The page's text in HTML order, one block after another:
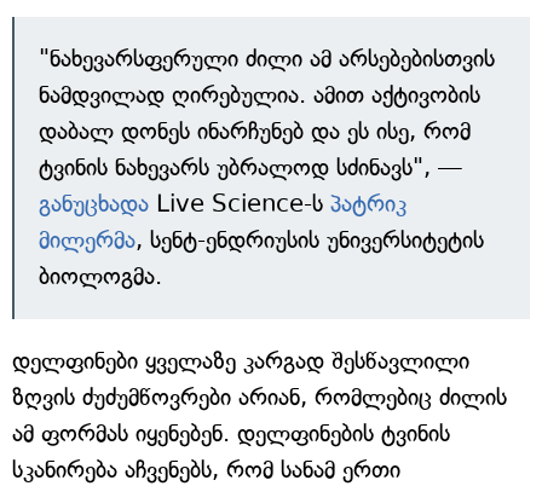
"ნახევარსფერული ძილი ამ არსებებისთვის
ნამდვილად ღირებულია. ამით აქტივობის
დაბალ დონეს ინარჩუნებ და ეს ისე, რომ
ტვინის ნახევარს უბრალოდ სძინავს", —
განუცხადა Live Science-ს პატრიკ
მილერმა, სენტ-ენდრიუსის უნივერსიტეტის
ბიოლოგმა.
დელფინები ყველაზე კარგად შესწავლილი
ზღვის ძუძუმწოვრები არიან, რომლებიც ძილის
ამ ფორმას იყენებენ. დელფინების ტვინის
სკანირება აჩვენებს, რომ სანამ ერთი